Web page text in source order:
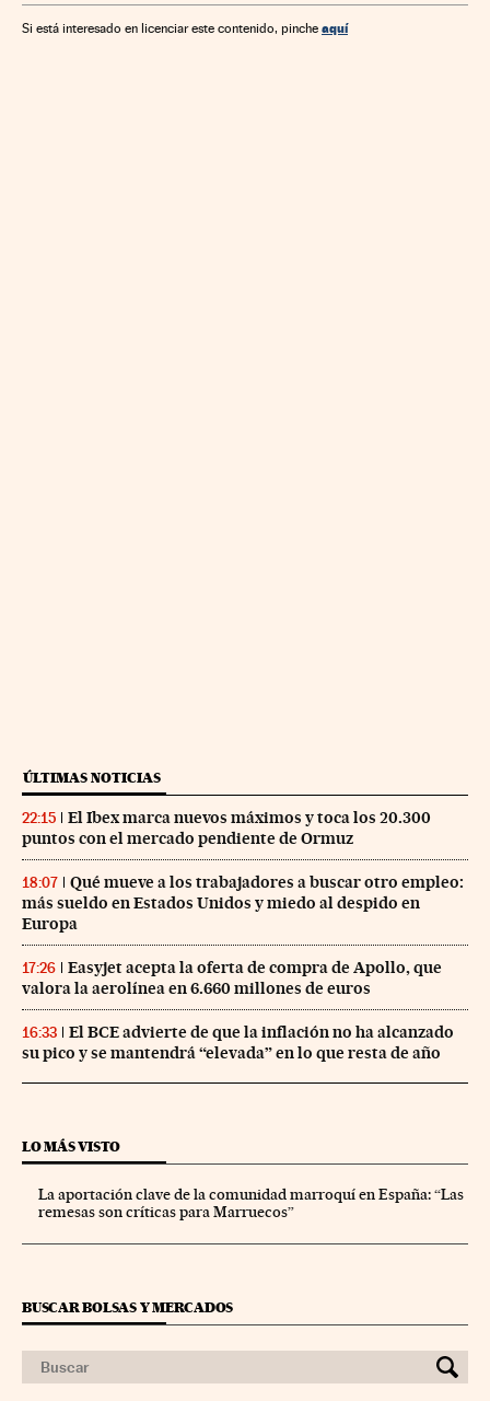
Empresas Europa Organizaciones internacionales
Si está interesado en licenciar este contenido, pinche aquí
ÚLTIMAS NOTICIAS
22:15
El Ibex marca nuevos máximos y toca los 20.300
puntos con el mercado pendiente de Ormuz
18:07
Qué mueve a los trabajadores a buscar otro empleo:
más sueldo en Estados Unidos y miedo al despido en
Europa
17:26
Easyjet acepta la oferta de compra de Apollo, que
valora la aerolínea en 6.660 millones de euros
16:33
El BCE advierte de que la inflación no ha alcanzado
su pico y se mantendrá “elevada” en lo que resta de año
LO MÁS VISTO
La aportación clave de la comunidad marroquí en España: “Las
remesas son críticas para Marruecos”
BUSCAR BOLSAS Y MERCADOS